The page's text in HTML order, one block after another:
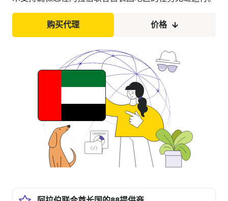
购买代理 价格